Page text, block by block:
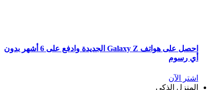
احصل على هواتف Galaxy Z الجديدة وادفع على 6 أشهر بدون
الذكي